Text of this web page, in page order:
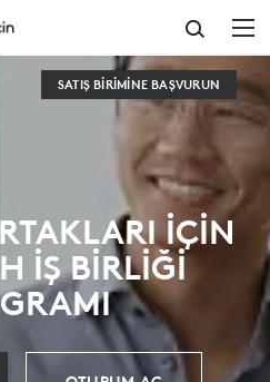
SATIŞ BIRIMINE BAŞVURUN
IÇIN
İŞ BIRLIĞI